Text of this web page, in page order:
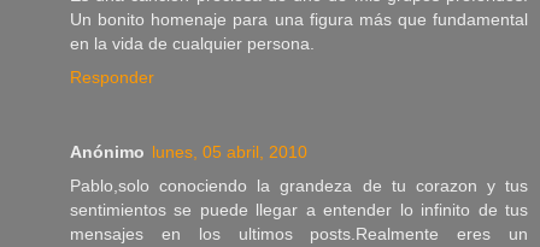
Un bonito homenaje para una figura más que fundamental
en la vida de cualquier persona.
Responder
Anónimo lunes, 05 abril, 2010
Pablo,solo conociendo la grandeza de tu corazon y tus
sentimientos se puede llegar a entender lo infinito de tus
mensajes en los ultimos posts.Realmente eres un